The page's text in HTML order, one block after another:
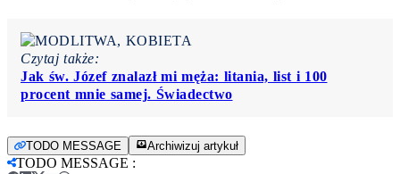
Czytaj także:
Jak św. Józef znalazł mi męża: litania, list i 100
procent mnie samej. Świadectwo
TODO MESSAGE Archiwizuj artykuł
TODO MESSAGE :